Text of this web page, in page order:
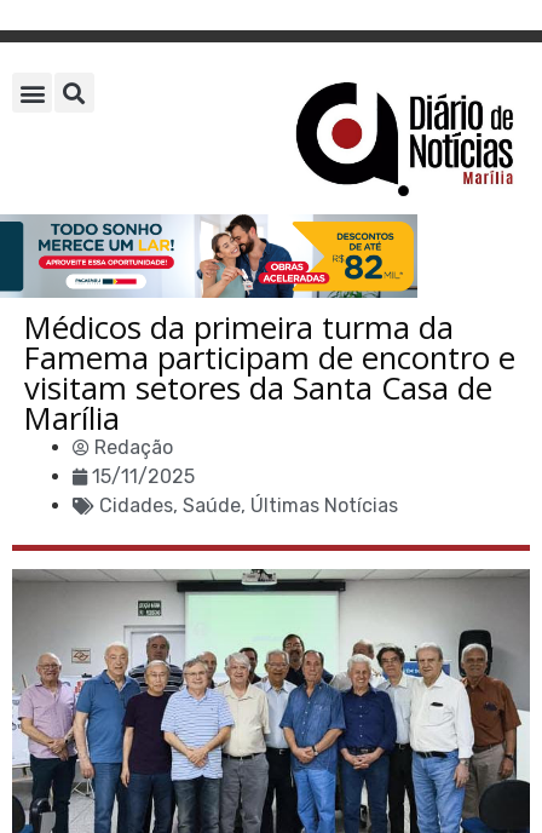
Médicos da primeira turma da
Famema participam de encontro e
visitam setores da Santa Casa de
Marília
Redação
15/11/2025
Cidades, Saúde, Últimas Notícias